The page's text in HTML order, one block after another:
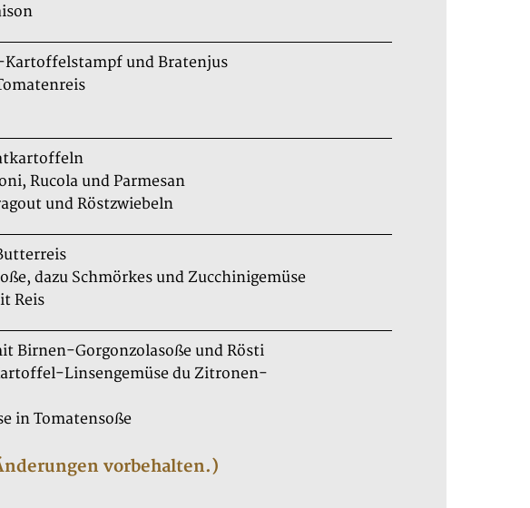
und Bratenjus
Rucola und Parmesan
und Röstzwiebeln
dazu Schmörkes und Zucchinigemüse
Reis
Birnen-Gorgonzolasoße und Rösti
Linsengemüse du Zitronen-
in Tomatensoße
vorbehalten.)